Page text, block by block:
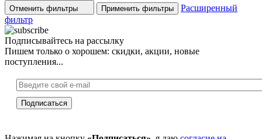
Отменить фильтры
Расширенный
фильтр
Подписывайтесь на рассылку
Пишем только о хорошем: скидки, акции, новые
поступления...